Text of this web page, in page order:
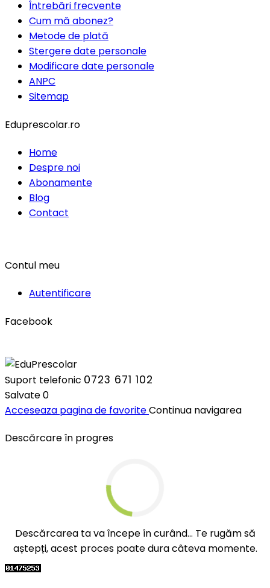
Întrebări frecvente
Cum mă abonez?
Metode de plată
Stergere date personale
Modificare date personale
ANPC
Sitemap
Eduprescolar.ro
Home
Despre noi
Abonamente
Blog
Contact
Contul meu
Autentificare
Facebook
Suport telefonic 0723 671 102
Salvate0
Acceseaza pagina de favoriteContinua navigarea
Descărcare în progres
Descărcarea ta va începe în curând... Te rugăm să
aștepți, acest proces poate dura câteva momente.